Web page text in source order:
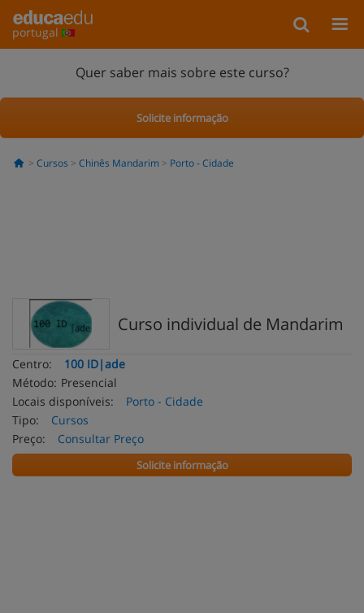
portugal
Quer saber mais sobre este curso?
Solicite informação
Cursos Chinês Mandarim Porto - Cidade
Curso individual de Mandarim
Centro:
100 ID|ade
Método: Presencial
Locais disponíveis:
Porto - Cidade
Tipo:
Cursos
Preço:
Consultar Preço
Solicite informação